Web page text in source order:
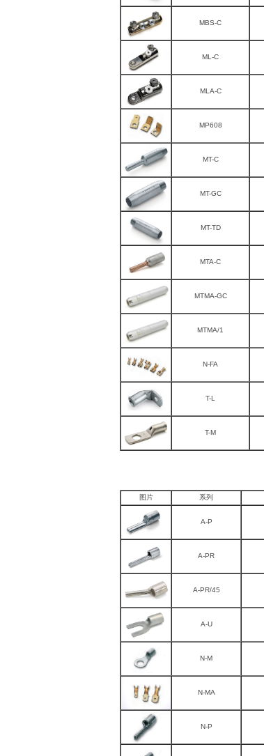
MBS-C
ML-C
MLA-C
MP608
MT-C
MT-GC
MT-TD
MTA-C
MTMA-GC
MTMA/1
N-FA
T-L
T-M
图片 系列
A-P
A-PR
A-PR/45
A-U
N-M
N-MA
N-P